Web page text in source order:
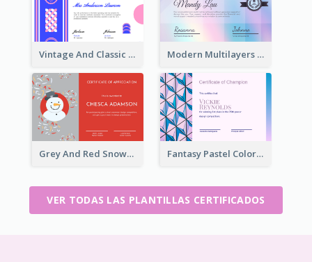
Vintage And Classic Vibrant Certificate Design Ideas Modern Multilayers Holographic Certificate Design Idea
Grey And Red Snowman Cartoon Certificate Fantasy Pastel Color Graphic Certificate Design
VER TODAS LAS PLANTILLAS CERTIFICADOS